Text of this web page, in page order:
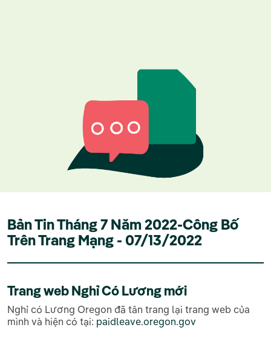
Bản Tin Tháng 7 Năm 2022-Công Bố
Trên Trang Mạng - 07/13/2022
Trang web Nghỉ Có Lương mới
Nghỉ có Lương Oregon đã tân trang lại trang web của
mình và hiện có tại: paidleave.oregon.gov